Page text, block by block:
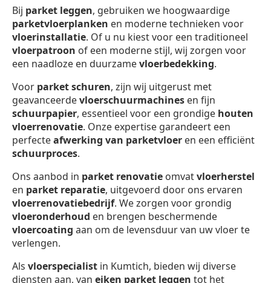
Bij parket leggen, gebruiken we hoogwaardige
parketvloerplanken en moderne technieken voor
vloerinstallatie. Of u nu kiest voor een traditioneel
vloerpatroon of een moderne stijl, wij zorgen voor
een naadloze en duurzamevloerbedekking.
Voor parket schuren, zijn wij uitgerust met
geavanceerdevloerschuurmachines en fijn
schuurpapier, essentieel voor een grondige houten
vloerrenovatie. Onze expertise garandeert een
perfecteafwerking van parketvloer en een efficiënt
schuurproces.
Ons aanbod in parket renovatie omvatvloerherstel
en parket reparatie, uitgevoerd door ons ervaren
vloerrenovatiebedrijf. We zorgen voor grondig
vloeronderhoud en brengen beschermende
vloercoating aan om de levensduur van uw vloer te
verlengen.
Als vloerspecialist in Kumtich, bieden wij diverse
diensten aan, van eiken parket leggen tot het